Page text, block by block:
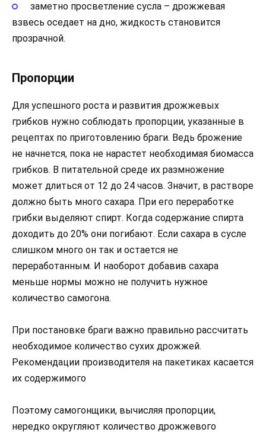
заметно просветление сусла – дрожжевая
взвесь оседает на дно, жидкость становится
прозрачной.
Пропорции
Для успешного роста и развития дрожжевых
грибков нужно соблюдать пропорции, указанные в
рецептах по приготовлению браги. Ведь брожение
не начнется, пока не нарастет необходимая биомасса
грибков. В питательной среде их размножение
может длиться от 12 до 24 часов. Значит, в растворе
должно быть много сахара. При его переработке
грибки выделяют спирт. Когда содержание спирта
доходить до 20% они погибают. Если сахара в сусле
слишком много он так и остается не
переработанным. И наоборот добавив сахара
меньше нормы можно не получить нужное
количество самогона.
При постановке браги важно правильно рассчитать
необходимое количество сухих дрожжей.
Рекомендации производителя на пакетиках касается
их содержимого
Поэтому самогонщики, вычисляя пропорции,
нередко округляют количество дрожжевого